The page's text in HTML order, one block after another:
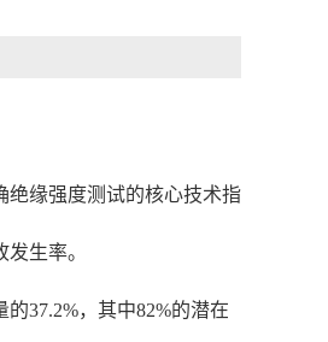
绝缘强度测试的核心技术指
生率。
37.2%，其中82%的潜在